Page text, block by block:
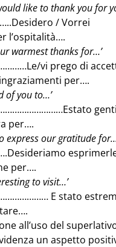
like to thank you for
/ Vorrei
l’ospitalità….
warmest thanks for…’
vi prego di
per….
of you to…’
per….
express our gratitude
per….
to visit…’
E stato
all’uso del superlativo
un aspetto